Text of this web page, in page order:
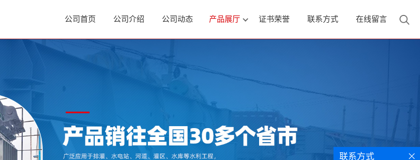
公司首页 公司介绍 公司动态 产品展厅 证书荣誉 联系方式 在线留言
联系方式